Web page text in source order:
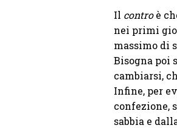
Il controè
nei primi
massimo di
Bisogna poi
cambiarsi,
Infine, per
confezione,
sabbia e